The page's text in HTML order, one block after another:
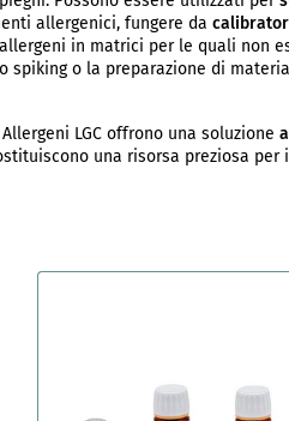
allergenici, fungere da
in matrici per le quali non
spiking o la preparazione di
LGC offrono una soluzione
una risorsa preziosa per